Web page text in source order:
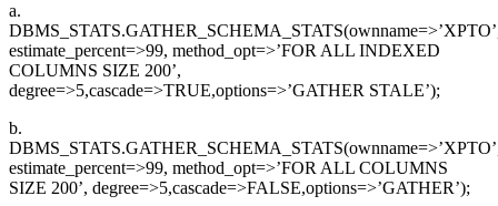
a.
estimate_percent=>99, method_opt=>’FOR ALL INDEXED
COLUMNS SIZE 200’,
degree=>5,cascade=>TRUE,options=>’GATHER STALE’);
b.
estimate_percent=>99, method_opt=>’FOR ALL COLUMNS
SIZE 200’, degree=>5,cascade=>FALSE,options=>’GATHER’);